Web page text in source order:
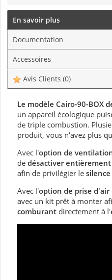
En savoir plus
Documentation
Accessoires
Avis Clients (0)
Le modèle Cairo-90-BOX
un appareil écologique
de triple combustion.
produit, vous n'avez plus
Avec l'option de
de désactiver
afin de privilégier le silence
Avec l'option de prise d'air
avec un kit prêt à monter
comburant directement à l'